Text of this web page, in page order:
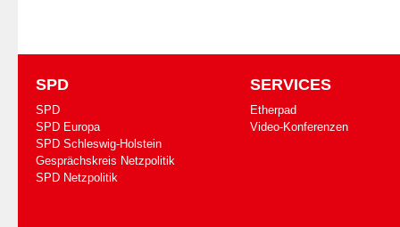
SPD
SPD
SPD Europa
SPD Schleswig-Holstein
Gesprächskreis Netzpolitik
SPD Netzpolitik
SERVICES
Etherpad
Video-Konferenzen